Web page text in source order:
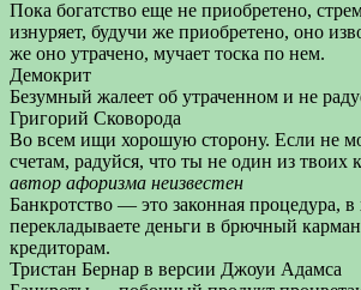
Пока богатство еще не приобретено,
изнуряет, будучи же приобретено, оно
же оно утрачено, мучает тоска по нем.
Демокрит
Безумный жалеет об утраченном и не
Григорий Сковорода
Во всем ищи хорошую сторону. Если не
счетам, радуйся, что ты не один из твоих
автор афоризма неизвестен
Банкротство — это законная процедура,
перекладываете деньги в брючный
кредиторам.
Тристан Бернар в версии Джоуи Адамса